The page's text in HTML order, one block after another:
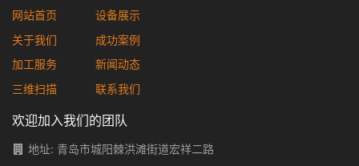
网站首页
关于我们
加工服务
三维扫描
设备展示
成功案例
新闻动态
联系我们
欢迎加入我们的团队
地址: 青岛市城阳棘洪滩街道宏祥二路